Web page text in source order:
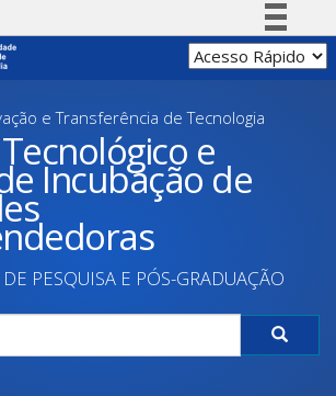
Simplifique!
Participe
Acesso à informação
Legislação
e Transferência de Tecnologia
e
Incubação de
PESQUISA E PÓS-GRADUAÇÃO